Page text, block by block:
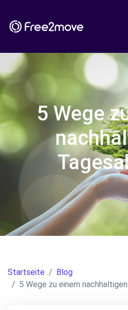
5 Wege
Startseite
Blog
5 Wege zu einem